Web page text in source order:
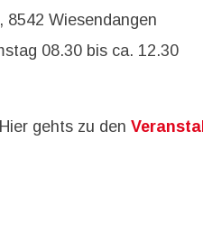
8542 Wiesendangen
08.30 bis ca. 12.30
gehts zu den